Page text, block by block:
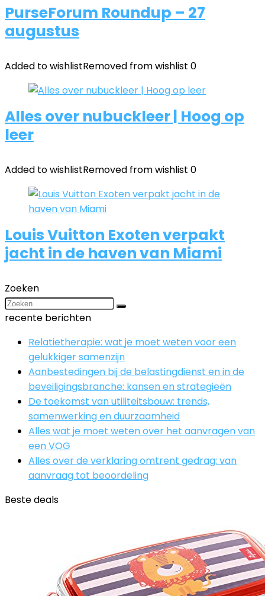
PurseForum Roundup – 27
augustus
Added to wishlistRemoved from wishlist 0
Alles over nubuckleer | Hoog op
leer
Added to wishlistRemoved from wishlist 0
Louis Vuitton Exoten verpakt
jacht in de haven van Miami
Zoeken
recente berichten
Relatietherapie: wat je moet weten voor een
gelukkiger samenzijn
Aanbestedingen bij de belastingdienst en in de
beveiligingsbranche: kansen en strategieën
De toekomst van utiliteitsbouw: trends,
samenwerking en duurzaamheid
Alles wat je moet weten over het aanvragen van
een VOG
Alles over de verklaring omtrent gedrag: van
aanvraag tot beoordeling
Beste deals